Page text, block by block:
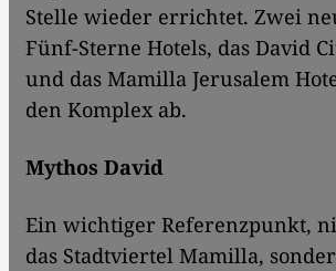
Stelle wieder errichtet. Zwei
Fünf-Sterne Hotels, das David
und das Mamilla Jerusalem
den Komplex ab.
Mythos David
Ein wichtiger Referenzpunkt,
das Stadtviertel Mamilla,